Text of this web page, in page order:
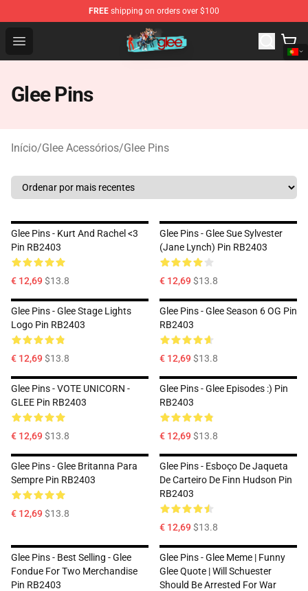
FREE shipping on orders over $100
Open menu
Glee Store - Official Glee Merchandise Shop
Glee Pins
Início/Glee Acessórios/Glee Pins
Glee Pins - Kurt And Rachel <3
Pin RB2403
€ 12,69$13.8
Glee Pins - Glee Sue Sylvester
(Jane Lynch) Pin RB2403
€ 12,69$13.8
Glee Pins - Glee Stage Lights
Logo Pin RB2403
€ 12,69$13.8
Glee Pins - Glee Season 6 OG Pin
RB2403
€ 12,69$13.8
Glee Pins - VOTE UNICORN -
GLEE Pin RB2403
€ 12,69$13.8
Glee Pins - Glee Episodes :) Pin
RB2403
€ 12,69$13.8
Glee Pins - Glee Britanna Para
Sempre Pin RB2403
€ 12,69$13.8
Glee Pins - Esboço De Jaqueta
De Carteiro De Finn Hudson Pin
RB2403
€ 12,69$13.8
Glee Pins - Best Selling - Glee
Fondue For Two Merchandise
Pin RB2403
Glee Pins - Glee Meme | Funny
Glee Quote | Will Schuester
Should Be Arrested For War